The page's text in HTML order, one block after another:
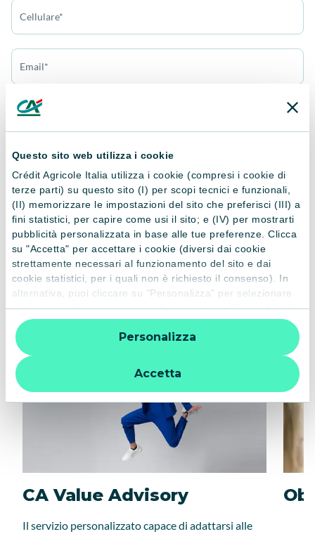
Questo sito web utilizza i cookie
Crédit Agricole Italia utilizza i cookie (compresi i cookie di
terze parti) su questo sito (I) per scopi tecnici e funzionali,
(II) memorizzare le impostazioni del sito che preferisci (III) a
fini statistici, per capire come usi il sito; e (IV) per mostrarti
pubblicità personalizzata in base alle tue preferenze. Clicca
su "Accetta" per accettare i cookie (diversi dai cookie
strettamente necessari al funzionamento del sito e dai
cookie statistici, per i quali non è richiesto il consenso). In
alternativa, puoi cliccare su "Personalizza" per selezionare
le categorie di cookie che desideri accettare. Cliccando sulla
“X” le impostazioni predefinite vengono lasciate invariate e
quindi la navigazione può continuare senza cookie o altri
strumenti di tracciamento diversi da quelli tecnici. Per
ulteriori informazioni:
informativa privacy
Accetta
Personalizza
Cellulare*
Email*
Dichiaro di aver letto e compreso la presente
informativa sul
Invia richiesta
* campi obbligatori
PRODOTTI CORRELATI
Altri prodotti
CA Value Advisory
Il servizio personalizzato capace di adattarsi alle